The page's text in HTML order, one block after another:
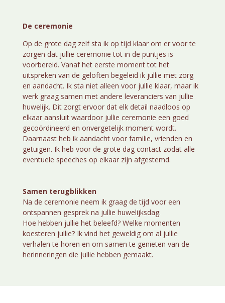
De ceremonie
Op de grote dag zelf sta ik op tijd klaar om er voor te
zorgen dat jullie ceremonie tot in de puntjes is
voorbereid. Vanaf het eerste moment tot het
uitspreken van de geloften begeleid ik jullie met zorg
en aandacht. Ik sta niet alleen voor jullie klaar, maar ik
werk graag samen met andere leveranciers van jullie
huwelijk. Dit zorgt ervoor dat elk detail naadloos op
elkaar aansluit waardoor jullie ceremonie een goed
gecoördineerd en onvergetelijk moment wordt.
Daarnaast heb ik aandacht voor familie, vrienden en
getuigen. Ik heb voor de grote dag contact zodat alle
eventuele speeches op elkaar zijn afgestemd.
Samen terugblikken
Na de ceremonie neem ik graag de tijd voor een
ontspannen gesprek na jullie huwelijksdag.
Hoe hebben jullie het beleefd? Welke momenten
koesteren jullie? Ik vind het geweldig om al jullie
verhalen te horen en om samen te genieten van de
herinneringen die jullie hebben gemaakt.